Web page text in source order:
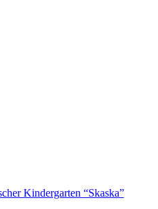
Kindergarten “Skaska”